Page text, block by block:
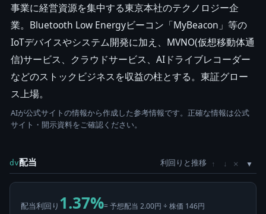
事業に経営資源を集中する東京本社のテクノロジー企
業。Bluetooth Low Energyビーコン「MyBeacon」等の
IoTデバイスやシステム開発に加え、MVNO(仮想移動体通
信)サービス、クラウドサービス、AIドライブレコーダー
などのストックビジネスを収益の柱とする。東証グロー
ス上場。
AIが公式サイトの情報から作成した参考情報です。正確な情報は公式
サイト・開示資料をご確認ください。
dv配当 利回りと推移 ↑ ↓ ×
配当利回り 1.37%= 予想配当 2.00円 ÷ 株価 146円